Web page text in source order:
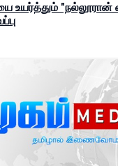
உயர்த்தும் "நல்லூரான்